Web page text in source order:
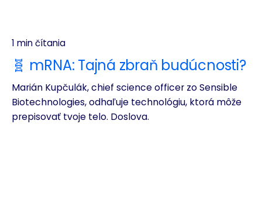
1 min čítania
🧬 mRNA: Tajná zbraň budúcnosti?
Marián Kupčulák, chief science officer zo Sensible
Biotechnologies, odhaľuje technológiu, ktorá môže
prepisovať tvoje telo. Doslova.